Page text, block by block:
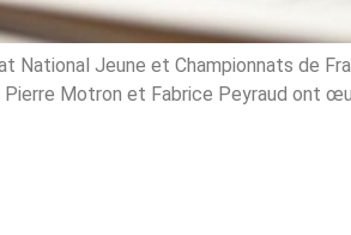
National Jeune et Championnats de
Motron et Fabrice Peyraud ont